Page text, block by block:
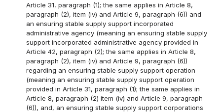
Article 31, paragraph (1); the same applies in Article 8,
paragraph (2), item (iv) and Article 9, paragraph (6)) and
an ensuring stable supply support incorporated
administrative agency (meaning an ensuring stable supply
support incorporated administrative agency provided in
Article 42, paragraph (2); the same applies in Article 8,
paragraph (2), item (iv) and Article 9, paragraph (6))
regarding an ensuring stable supply support operation
(meaning an ensuring stable supply support operation
provided in Article 31, paragraph (1); the same applies in
Article 8, paragraph (2) item (iv) and Article 9, paragraph
(6)), and, an ensuring stable supply support corporations